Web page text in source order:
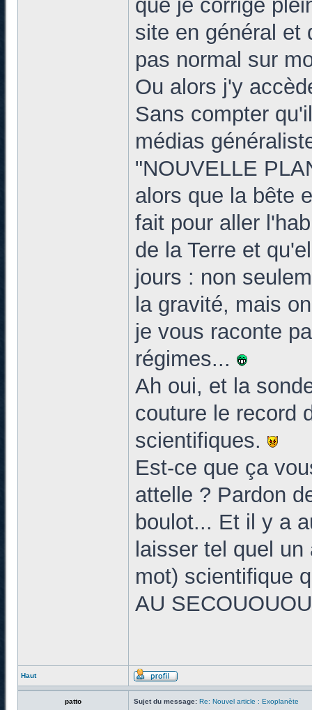
que je corrige
site en général et
pas normal sur
Ou alors j'y
Sans compter
médias
"NOUVELLE
alors que la bête
fait pour aller
de la Terre et
jours : non
la gravité, mais
je vous raconte
régimes...
Ah oui, et la
couture le record
scientifiques.
Est-ce que ça
attelle ? Pardon
boulot... Et il y a
laisser tel quel
mot) scientifique
AU
Haut
patto Sujet du message: Re: Nouvel article : Exoplanète